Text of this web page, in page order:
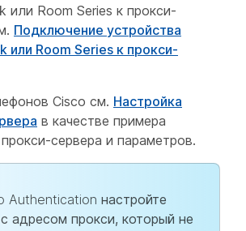
или Room Series к прокси-
Подключение устройства
или Room Series к прокси-
Cisco см. Настройка
в качестве примера
сервера и параметров.
Authentication настройте
адресом прокси, который не